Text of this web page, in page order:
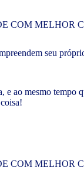
seu
e ao mesmo tempo